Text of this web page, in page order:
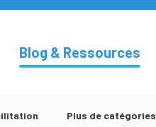
Blog & Ressources
Plus de catégories